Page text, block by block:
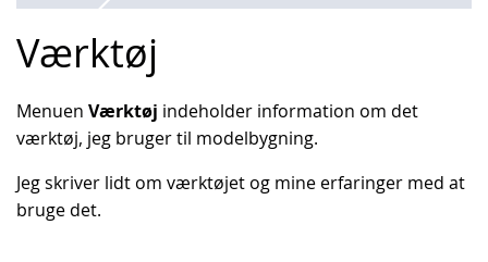
Værktøj
Menuen Værktøj indeholder information om det
værktøj, jeg bruger til modelbygning.
Jeg skriver lidt om værktøjet og mine erfaringer med at
bruge det.